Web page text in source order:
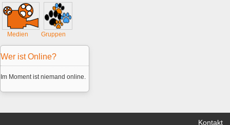
Medien Gruppen
Wer ist Online?
Im Moment ist niemand online.
Kontakt